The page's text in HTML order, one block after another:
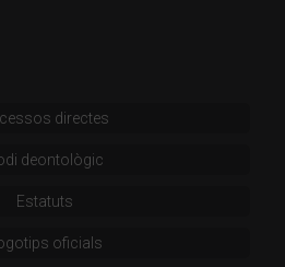
directes
deontològic
Estatuts
oficials